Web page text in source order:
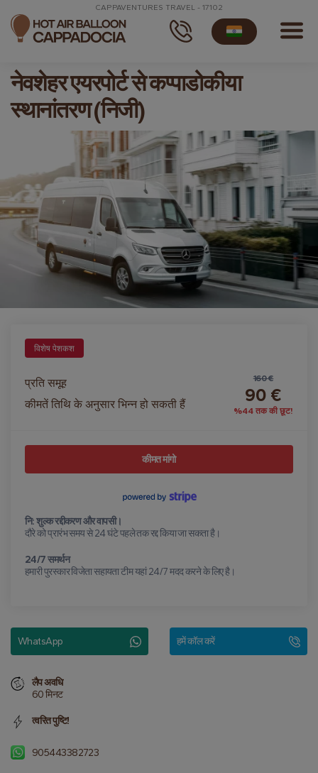
CAPPAVENTURES TRAVEL - 17102
नेवशेहर एयरपोर्ट से कप्पाडोकीया
स्थानांतरण (निजी)
विशेष पेशकश
प्रति समूह
कीमतें तिथि के अनुसार भिन्न हो सकती हैं
160 €
90 €
%44 तक की छूट!
कीमत मांगो
नि: शुल्क रद्दीकरण और वापसी।
दौरे को प्रारंभ समय से 24 घंटे पहले तक रद्द किया जा सकता है।
24/7 समर्थन
हमारी पुरस्कार विजेता सहायता टीम यहां 24/7 मदद करने के लिए है।
WhatsApp हमें कॉल करें
लैप अवधि
60 मिनट
त्वरित पुष्टि!
905443382723